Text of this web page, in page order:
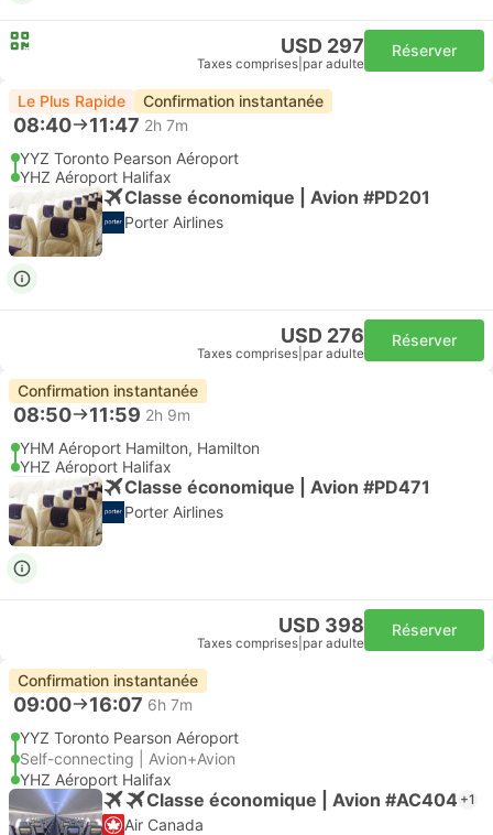
USD 297
Taxes comprises par adulte
Réserver
Le Plus Rapide Confirmation instantanée
08:40 11:47 2h 7m
YYZ Toronto Pearson Aéroport
YHZ Aéroport Halifax
Classe économique | Avion #PD201
Porter Airlines
USD 276
Taxes comprises par adulte
Réserver
Confirmation instantanée
08:50 11:59 2h 9m
YHM Aéroport Hamilton, Hamilton
YHZ Aéroport Halifax
Classe économique | Avion #PD471
Porter Airlines
USD 398
Taxes comprises par adulte
Réserver
Confirmation instantanée
09:00 16:07 6h 7m
YYZ Toronto Pearson Aéroport
Self-connecting | Avion+Avion
YHZ Aéroport Halifax
Classe économique | Avion #AC404 +1
Air Canada